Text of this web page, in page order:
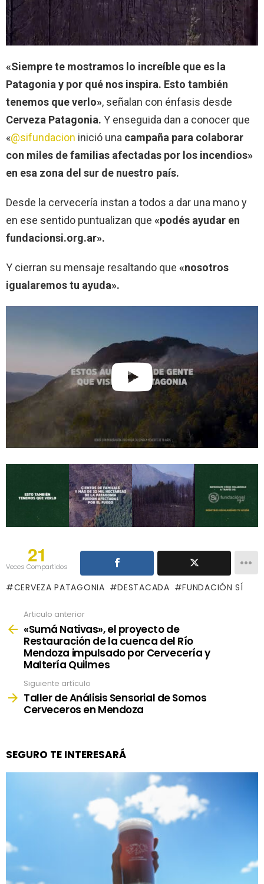
«Siempre te mostramos lo increíble que es la
Patagonia y por qué nos inspira. Esto también
tenemos que verlo», señalan con énfasis desde
Cerveza Patagonia. Y enseguida dan a conocer que
«@sifundacion inició una campaña para colaborar
con miles de familias afectadas por los incendios»
en esa zona del sur de nuestro país.
Desde la cervecería instan a todos a dar una mano y
en ese sentido puntualizan que «podés ayudar en
fundacionsi.org.ar».
Y cierran su mensaje resaltando que «nosotros
igualaremos tu ayuda».
21
Veces Compartidos
CERVEZA PATAGONIA DESTACADA FUNDACIÓN SÍ
more
Articulo anterior
«Sumá Nativas», el proyecto de
Restauración de la cuenca del Río
Mendoza impulsado por Cervecería y
Maltería Quilmes
Siguiente artículo
Taller de Análisis Sensorial de Somos
Cerveceros en Mendoza
SEGURO TE INTERESARÁ